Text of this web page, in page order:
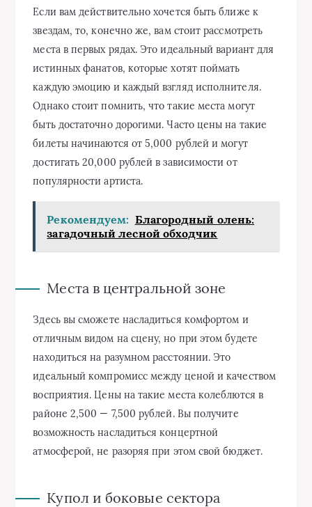
Если вам действительно хочется быть ближе к
звездам, то, конечно же, вам стоит рассмотреть
места в первых рядах. Это идеальный вариант для
истинных фанатов, которые хотят поймать
каждую эмоцию и каждый взгляд исполнителя.
Однако стоит помнить, что такие места могут
быть достаточно дорогими. Часто цены на такие
билеты начинаются от 5,000 рублей и могут
достигать 20,000 рублей в зависимости от
популярности артиста.
Рекомендуем: Благородный олень:
загадочный лесной обходчик
Места в центральной зоне
Здесь вы сможете насладиться комфортом и
отличным видом на сцену, но при этом будете
находиться на разумном расстоянии. Это
идеальный компромисс между ценой и качеством
восприятия. Цены на такие места колеблются в
районе 2,500 — 7,500 рублей. Вы получите
возможность насладиться концертной
атмосферой, не разоряя при этом свой бюджет.
Купол и боковые сектора